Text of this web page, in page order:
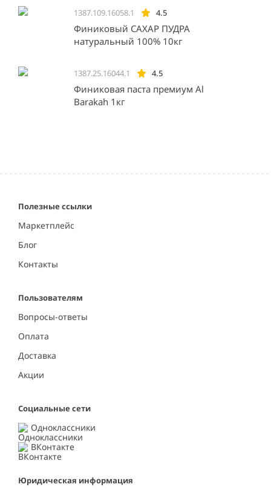
1387.109.16058.1 4.5
Финиковый САХАР ПУДРА
натуральный 100% 10кг
1387.25.16044.1 4.5
Финиковая паста премиум Al
Barakah 1кг
Полезные ссылки
Маркетплейс
Блог
Контакты
Пользователям
Вопросы-ответы
Оплата
Доставка
Акции
Социальные сети
Одноклассники
ВКонтакте
Юридическая информация